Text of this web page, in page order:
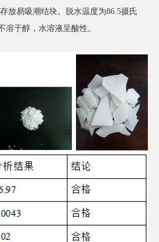
放易吸潮结块。脱水温度为86.5摄氏
溶于醇，水溶液呈酸性。